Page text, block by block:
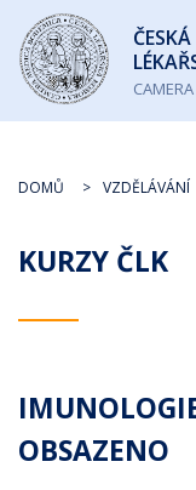
Česká
lékařská
komora
ČESKÁ
KURZY ČLK
DOMŮ VZDĚLÁVÁNÍ
OBSAZENO